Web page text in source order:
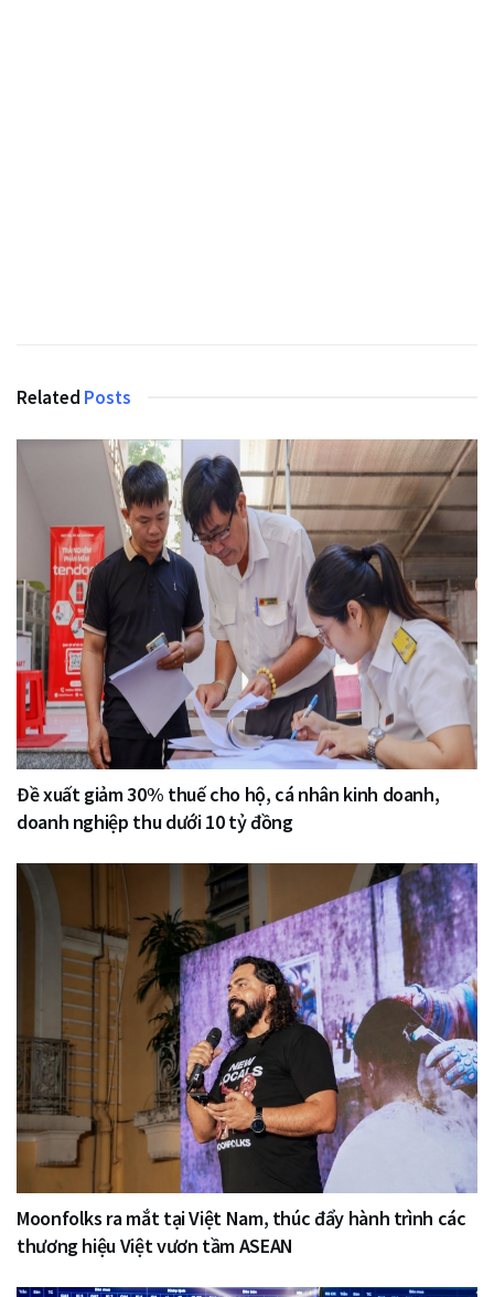
Related Posts
Đề xuất giảm 30% thuế cho hộ, cá nhân kinh doanh,
doanh nghiệp thu dưới 10 tỷ đồng
Moonfolks ra mắt tại Việt Nam, thúc đẩy hành trình các
thương hiệu Việt vươn tầm ASEAN